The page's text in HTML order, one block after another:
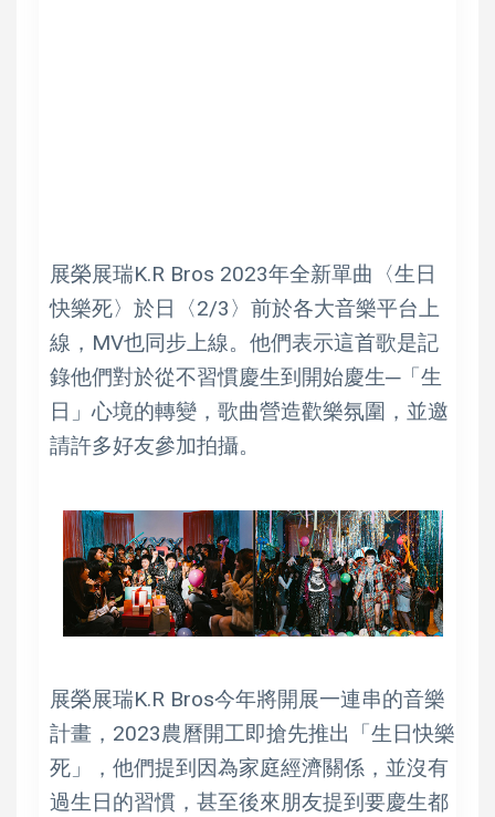
展榮展瑞K.R Bros 2023年全新單曲〈生日
快樂死〉於日〈2/3〉前於各大音樂平台上
線，MV也同步上線。他們表示這首歌是記
錄他們對於從不習慣慶生到開始慶生─「生
日」心境的轉變，歌曲營造歡樂氛圍，並邀
請許多好友參加拍攝。
展榮展瑞K.R Bros今年將開展一連串的音樂
計畫，2023農曆開工即搶先推出「生日快樂
死」，他們提到因為家庭經濟關係，並沒有
過生日的習慣，甚至後來朋友提到要慶生都